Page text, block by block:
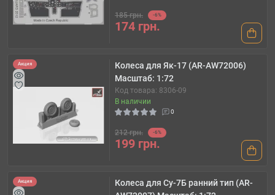
185 грн. -6%
174 грн.
Акция
Колеса для Як-17 (AR-AW72006)
Масштаб: 1:72
Код товара: 8306-09
В наличии
0
212 грн. -6%
199 грн.
Акция
Колеса для Су-7Б ранний тип (AR-